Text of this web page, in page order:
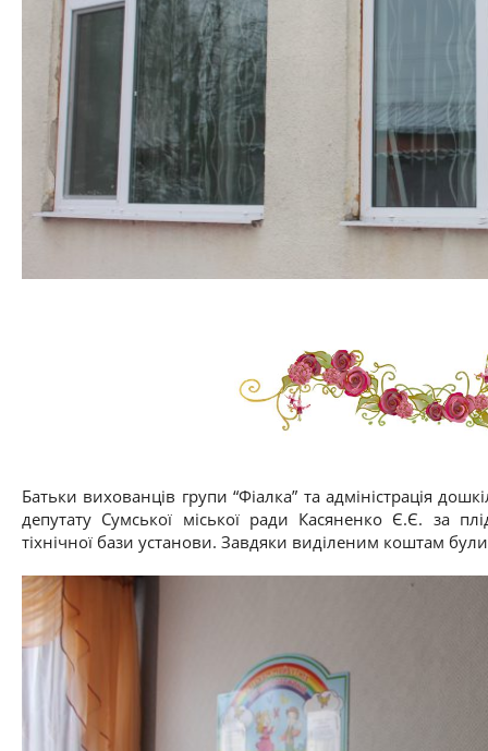
Батьки вихованців групи “Фіалка” та адміністрація
депутату Сумської міської ради Касяненко Є.Є. за
тіхнічної бази установи. Завдяки виділеним коштам